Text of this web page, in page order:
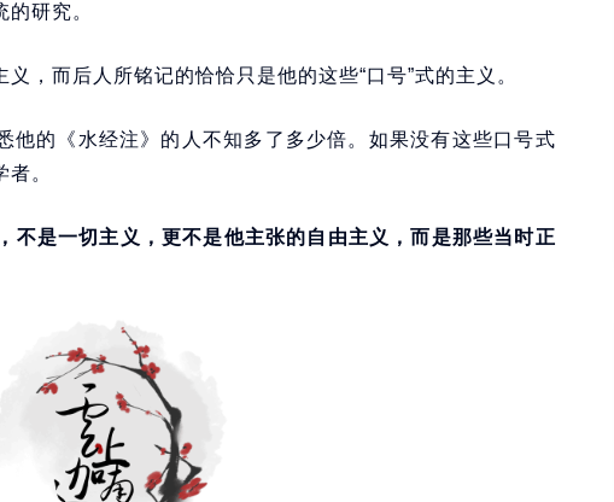
研究。
，而后人所铭记的恰恰只是他的这些“口号”式的主义。
他的《水经注》的人不知多了多少倍。如果没有这些口号式
。
不是一切主义，更不是他主张的自由主义，而是那些当时正